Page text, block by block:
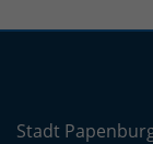
Stadt